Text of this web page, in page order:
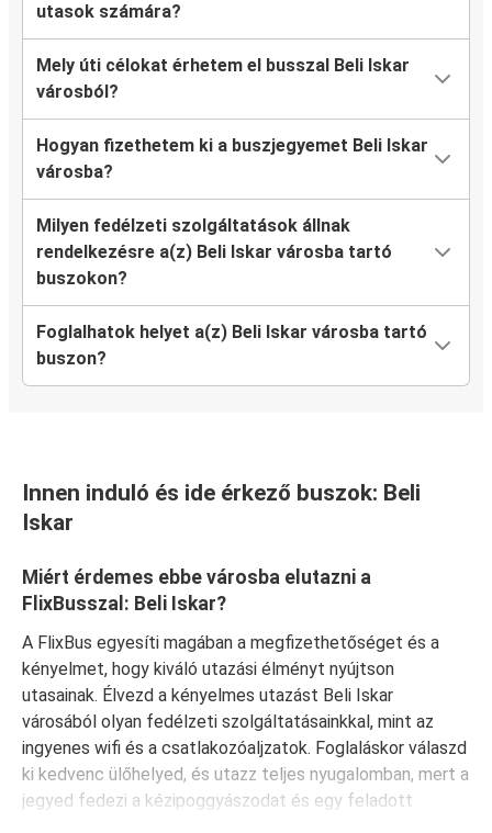
utasok számára?
Mely úti célokat érhetem el busszal Beli Iskar
városból?
Hogyan fizethetem ki a buszjegyemet Beli Iskar
városba?
Milyen fedélzeti szolgáltatások állnak
rendelkezésre a(z) Beli Iskar városba tartó
buszokon?
Foglalhatok helyet a(z) Beli Iskar városba tartó
buszon?
Innen induló és ide érkező buszok: Beli
Iskar
Miért érdemes ebbe városba elutazni a
FlixBusszal: Beli Iskar?
A FlixBus egyesíti magában a megfizethetőséget és a
kényelmet, hogy kiváló utazási élményt nyújtson
utasainak. Élvezd a kényelmes utazást Beli Iskar
városából olyan fedélzeti szolgáltatásainkkal, mint az
ingyenes wifi és a csatlakozóaljzatok. Foglaláskor válaszd
ki kedvenc ülőhelyed, és utazz teljes nyugalomban, mert a
jegyed fedezi a kézipoggyászodat és egy feladott